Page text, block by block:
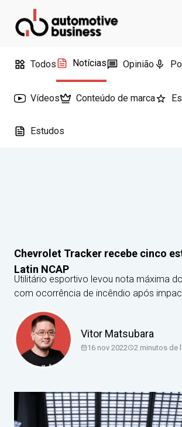
Todos Notícias Opinião
Vídeos Conteúdo de marca
Estudos
Chevrolet Tracker recebe cinco
Latin NCAP
Utilitário esportivo levou nota máxima
com ocorrência de incêndio após
Vitor Matsubara
16 nov 2022 2 minutos de